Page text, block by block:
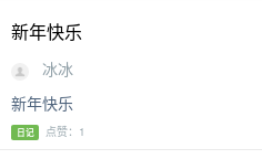
新年快乐
冰冰
新年快乐
日记 点赞：1